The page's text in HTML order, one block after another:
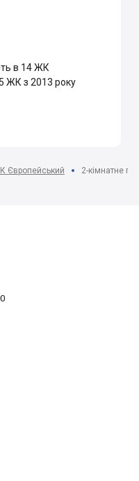
в 14 ЖК
ЖК з 2013 року
Європейський 2-кімнатне